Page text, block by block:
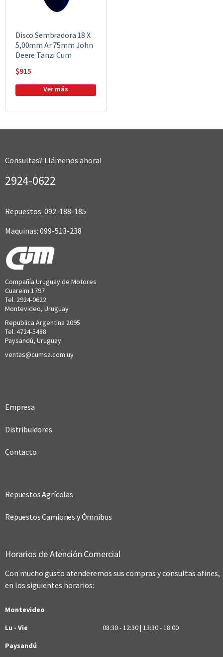
Disco Sembradora 18 X
5,00mm Ar 75mm John
Deere Tanzi Cum
$915
Consultas? Llámenos ahora!
2924-0622
Repuestos: 092-188-185
Maquinas: 099-513-238
Compañía Uruguay de Motores
Cuareim 1797
Tel. 2924-0622
Montevideo, Uruguay
Republica Argentina 2095
Tel. 4724-5488
Paysandú, Uruguay
ventas@cumsa.com.uy
Empresa
Distribuidores
Contacto
Repuestos Agrícolas
Repuestos Camiones y Ómnibus
Horarios de Atención Comercial
Con mucho gusto atenderemos sus compras y consultas afines,
en los siguientes horarios:
Montevideo
Lu - Vie
08:30 - 12:30 | 13:30 - 18:00
Paysandú